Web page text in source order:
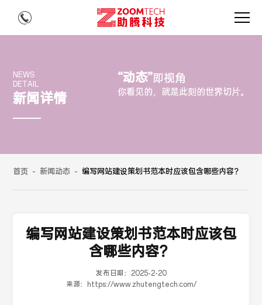
NEWS
DETAIL
新闻详情
“动态”即视角
你看见的，就是此刻的世界切片。
首页 - 新闻动态 - 编写网站建设策划书范本时应该包含哪些内容？
编写网站建设策划书范本时应该包
含哪些内容？
发布日期：
2025-2-20
来源：
https://www.zhutengtech.com/